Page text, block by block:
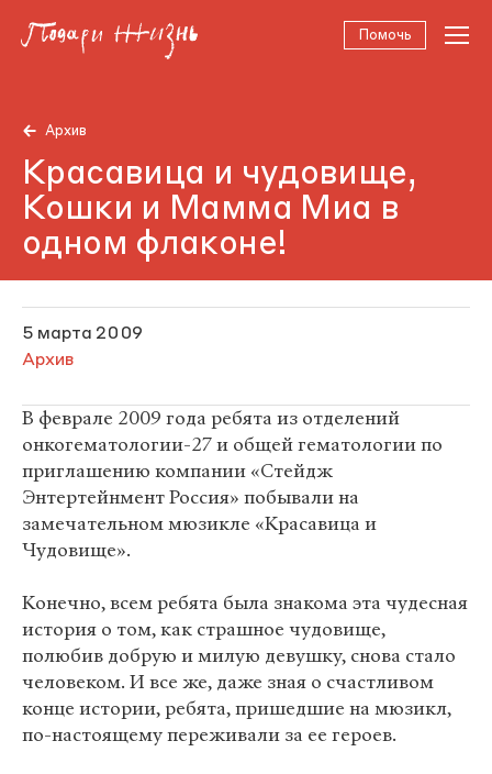
Помочь
Архив
Красавица и чудовище,
Кошки и Мамма Миа в
одном флаконе!
5 марта 2009
Архив
В феврале 2009 года ребята из отделений
онкогематологии-27 и общей гематологии по
приглашению компании «Стейдж
Энтертейнмент Россия» побывали на
замечательном мюзикле «Красавица и
Чудовище».
Конечно, всем ребята была знакома эта чудесная
история о том, как страшное чудовище,
полюбив добрую и милую девушку, снова стало
человеком. И все же, даже зная о счастливом
конце истории, ребята, пришедшие на мюзикл,
по-настоящему переживали за ее героев.